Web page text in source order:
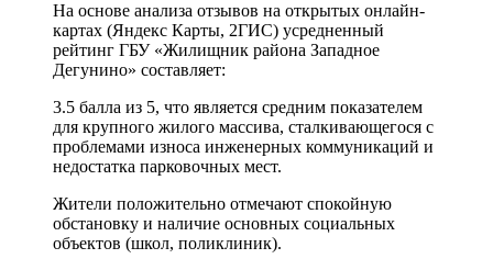
На основе анализа отзывов на открытых онлайн-
картах (Яндекс Карты, 2ГИС) усредненный
рейтинг ГБУ «Жилищник района Западное
Дегунино» составляет:
3.5 балла из 5, что является средним показателем
для крупного жилого массива, сталкивающегося с
проблемами износа инженерных коммуникаций и
недостатка парковочных мест.
Жители положительно отмечают спокойную
обстановку и наличие основных социальных
объектов (школ, поликлиник).